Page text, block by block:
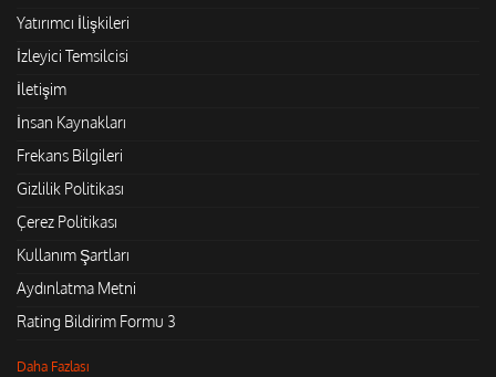
Yatırımcı İlişkileri
İzleyici Temsilcisi
İletişim
İnsan Kaynakları
Frekans Bilgileri
Gizlilik Politikası
Çerez Politikası
Kullanım Şartları
Aydınlatma Metni
Rating Bildirim Formu 3
Daha Fazlası